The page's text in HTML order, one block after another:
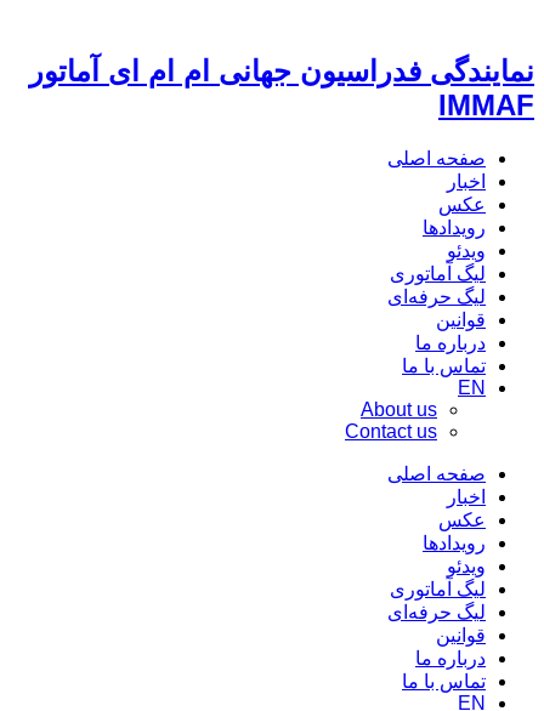
نمایندگی فدراسیون جهانی ام ام ای آماتور
IMMAF
صفحه اصلی
اخبار
عکس
رویدادها
ویدئو
لیگ آماتوری
لیگ حرفه‌ای
قوانین
درباره ما
تماس با ما
EN
About us
Contact us
صفحه اصلی
اخبار
عکس
رویدادها
ویدئو
لیگ آماتوری
لیگ حرفه‌ای
قوانین
درباره ما
تماس با ما
EN